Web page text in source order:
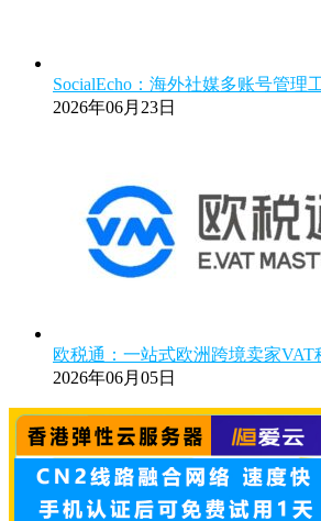
SocialEcho：海外社媒多账号管理
2026年06月23日
欧税通：一站式欧洲跨境卖家VAT
2026年06月05日